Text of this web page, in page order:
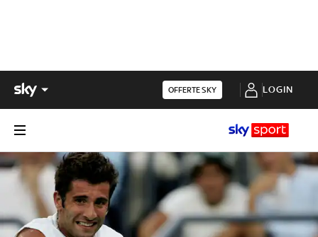
OFFERTE SKY LOGIN